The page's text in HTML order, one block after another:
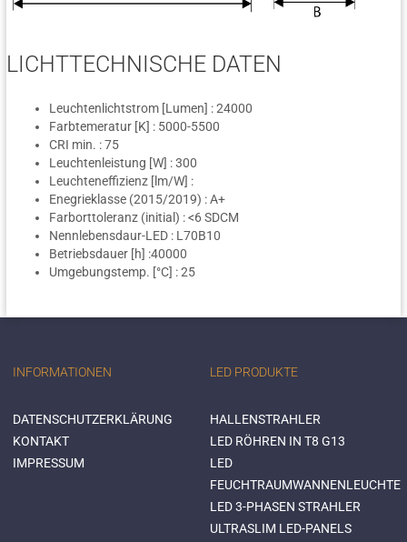
LICHTTECHNISCHE DATEN
Leuchtenlichtstrom [Lumen] : 24000
Farbtemeratur [K] : 5000-5500
CRI min. : 75
Leuchtenleistung [W] : 300
Leuchteneffizienz [lm/W] :
Enegrieklasse (2015/2019) : A+
Farborttoleranz (initial) : <6 SDCM
Nennlebensdaur-LED : L70B10
Betriebsdauer [h] :40000
Umgebungstemp. [°C] : 25
INFORMATIONEN
DATENSCHUTZERKLÄRUNG
KONTAKT
IMPRESSUM
LED PRODUKTE
HALLENSTRAHLER
LED RÖHREN IN T8 G13
LED
FEUCHTRAUMWANNENLEUCHTE
LED 3-PHASEN STRAHLER
ULTRASLIM LED-PANELS